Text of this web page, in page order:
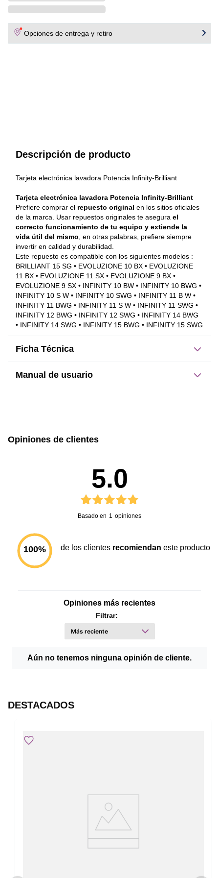
Opciones de entrega y retiro
Descripción de producto
Tarjeta electrónica lavadora Potencia Infinity-Brilliant
Tarjeta electrónica lavadora Potencia Infinity-Brilliant
Prefiere comprar el repuesto original en los sitios oficiales
de la marca. Usar repuestos originales te asegura el
correcto funcionamiento de tu equipo y extiende la
vida útil del mismo , en otras palabras, prefiere siempre
invertir en calidad y durabilidad.
Este repuesto es compatible con los siguientes modelos :
BRILLIANT 15 SG • EVOLUZIONE 10 BX • EVOLUZIONE
11 BX • EVOLUZIONE 11 SX • EVOLUZIONE 9 BX •
EVOLUZIONE 9 SX • INFINITY 10 BW • INFINITY 10 BWG •
INFINITY 10 S W • INFINITY 10 SWG • INFINITY 11 B W •
INFINITY 11 BWG • INFINITY 11 S W • INFINITY 11 SWG •
INFINITY 12 BWG • INFINITY 12 SWG • INFINITY 14 BWG
• INFINITY 14 SWG • INFINITY 15 BWG • INFINITY 15 SWG
Ficha Técnica
Manual de usuario
Opiniones de clientes
5.0
Basado en 1 opiniones
100% de los clientesrecomiendan este producto
Opiniones más recientes
Filtrar:
Aún no tenemos ninguna opinión de cliente.
DESTACADOS